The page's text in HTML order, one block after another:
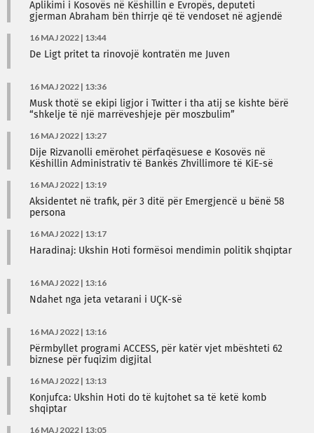
Aplikimi i Kosovës në Këshillin e Evropës, deputeti
gjerman Abraham bën thirrje që të vendoset në agjendë
16 MAJ 2022 | 13:44
De Ligt pritet ta rinovojë kontratën me Juven
16 MAJ 2022 | 13:36
Musk thotë se ekipi ligjor i Twitter i tha atij se kishte bërë
“shkelje të një marrëveshjeje për moszbulim”
16 MAJ 2022 | 13:27
Dije Rizvanolli emërohet përfaqësuese e Kosovës në
Këshillin Administrativ të Bankës Zhvillimore të KiE-së
16 MAJ 2022 | 13:19
Aksidentet në trafik, për 3 ditë për Emergjencë u bënë 58
persona
16 MAJ 2022 | 13:17
Haradinaj: Ukshin Hoti formësoi mendimin politik shqiptar
16 MAJ 2022 | 13:16
Ndahet nga jeta vetarani i UÇK-së
16 MAJ 2022 | 13:16
Përmbyllet programi ACCESS, për katër vjet mbështeti 62
biznese për fuqizim digjital
16 MAJ 2022 | 13:13
Konjufca: Ukshin Hoti do të kujtohet sa të ketë komb
shqiptar
16 MAJ 2022 | 13:05